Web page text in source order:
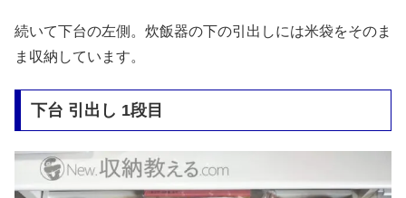
続いて下台の左側。炊飯器の下の引出しには米袋をそのま
ま収納しています。
下台 引出し 1段目